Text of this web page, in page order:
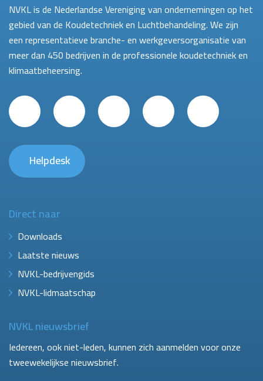
NVKL is de Nederlandse Vereniging van ondernemingen op het
gebied van de Koudetechniek en Luchtbehandeling. We zijn
een representatieve branche- en werkgeversorganisatie van
meer dan 450 bedrijven in de professionele koudetechniek en
klimaatbeheersing.
Helpdesk
Direct naar
Downloads
Laatste nieuws
NVKL-bedrijvengids
NVKL-lidmaatschap
NVKL nieuwsbrief
Iedereen, ook niet-leden, kunnen zich aanmelden voor onze
tweewekelijkse nieuwsbrief.